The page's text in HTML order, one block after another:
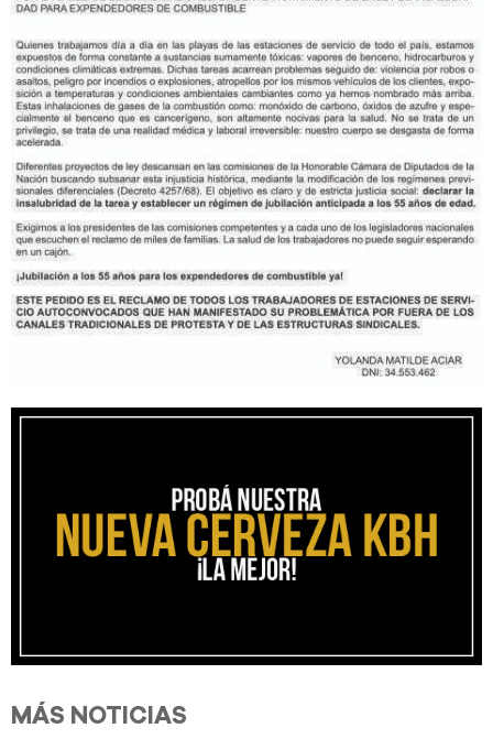
MÁS NOTICIAS